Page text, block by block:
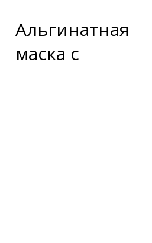
Альгинатная
маска с